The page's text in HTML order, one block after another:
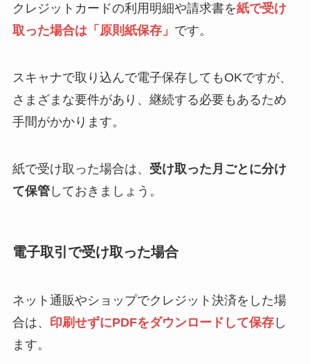
クレジットカードの利用明細や請求書を紙で受け
取った場合は「原則紙保存」 です。
スキャナで取り込んで電子保存してもOKですが、
さまざまな要件があり、継続する必要もあるため
手間がかかります。
紙で受け取った場合は、 受け取った月ごとに分け
て保管しておきましょう。
電子取引で受け取った場合
ネット通販やショップでクレジット決済をした場
合は、 印刷せずにPDFをダウンロードして保存し
ます。